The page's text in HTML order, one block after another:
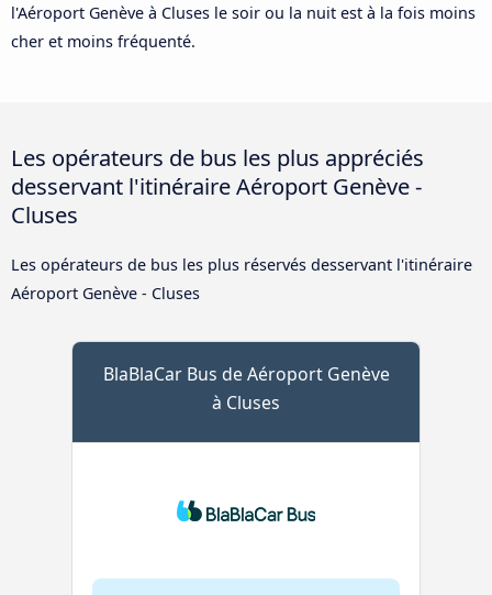
l'Aéroport Genève à Cluses le soir ou la nuit est à la fois moins
cher et moins fréquenté.
Les opérateurs de bus les plus appréciés
desservant l'itinéraire Aéroport Genève -
Cluses
Les opérateurs de bus les plus réservés desservant l'itinéraire
Aéroport Genève - Cluses
BlaBlaCar Bus de Aéroport Genève
à Cluses